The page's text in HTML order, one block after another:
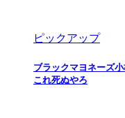
ピックアップ
ブラックマヨネーズ
これ死ぬやろ